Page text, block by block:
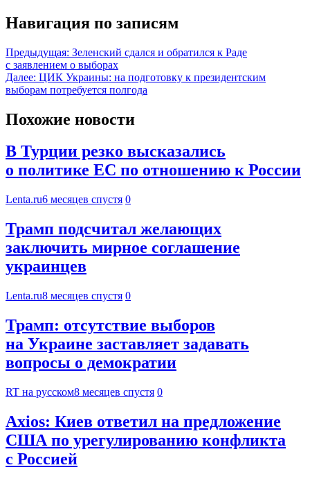
Навигация по записям
Предыдущая: Зеленский сдался и обратился к Раде
с заявлением о выборах
Далее: ЦИК Украины: на подготовку к президентским
выборам потребуется полгода
Похожие новости
В Турции резко высказались
о политике ЕС по отношению к России
Lenta.ru6 месяцев спустя 0
Трамп подсчитал желающих
заключить мирное соглашение
украинцев
Lenta.ru8 месяцев спустя 0
Трамп: отсутствие выборов
на Украине заставляет задавать
вопросы о демократии
RT на русском8 месяцев спустя 0
Axios: Киев ответил на предложение
США по урегулированию конфликта
с Россией